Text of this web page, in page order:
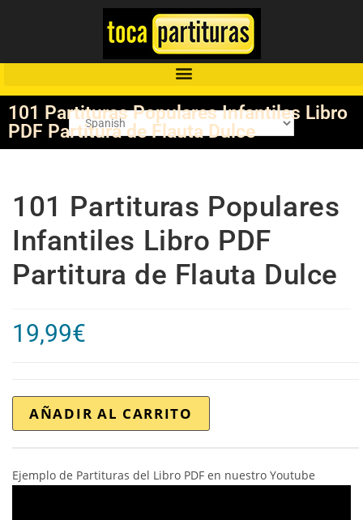
101 Partituras Populares Infantiles Libro
PDF Partitura de Flauta Dulce
101 Partituras Populares
Infantiles Libro PDF
Partitura de Flauta Dulce
19,99€
AÑADIR AL CARRITO
Ejemplo de Partituras del Libro PDF en nuestro Youtube